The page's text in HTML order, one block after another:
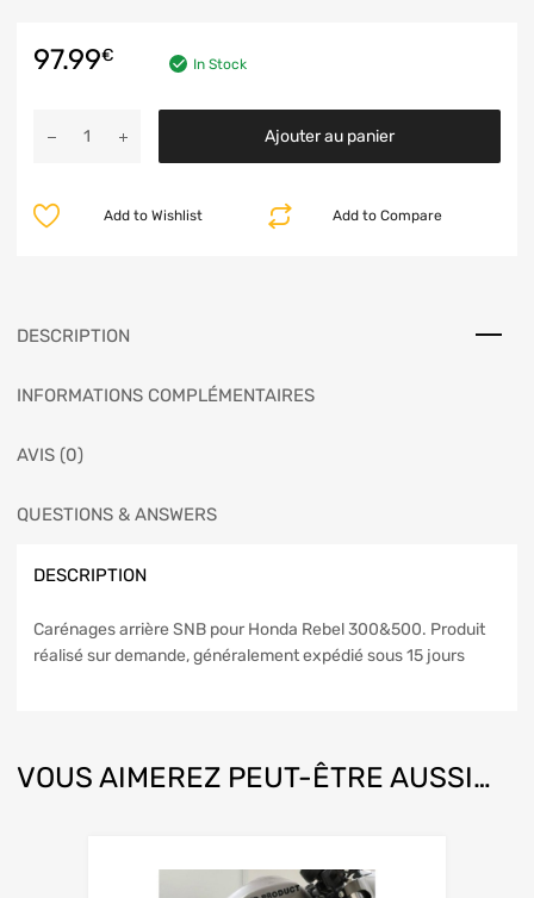
97.99€ In Stock
Ajouter au panier
Add to Compare
Add to Wishlist
DESCRIPTION
INFORMATIONS COMPLÉMENTAIRES
AVIS (0)
QUESTIONS & ANSWERS
DESCRIPTION
Carénages arrière SNB pour Honda Rebel 300&500. Produit
réalisé sur demande, généralement expédié sous 15 jours
VOUS AIMEREZ PEUT-ÊTRE AUSSI…